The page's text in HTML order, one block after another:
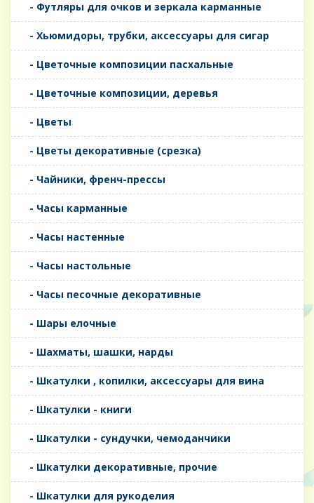
- Футляры для очков и зеркала карманные
- Хьюмидоры, трубки, аксессуары для сигар
- Цветочные композиции пасхальные
- Цветочные композиции, деревья
- Цветы
- Цветы декоративные (срезка)
- Чайники, френч-прессы
- Часы карманные
- Часы настенные
- Часы настольные
- Часы песочные декоративные
- Шары елочные
- Шахматы, шашки, нарды
- Шкатулки , копилки, аксессуары для вина
- Шкатулки - книги
- Шкатулки - сундучки, чемоданчики
- Шкатулки декоративные, прочие
- Шкатулки для рукоделия